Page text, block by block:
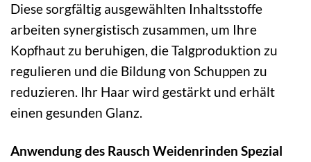
Diese sorgfältig ausgewählten Inhaltsstoffe
arbeiten synergistisch zusammen, um Ihre
Kopfhaut zu beruhigen, die Talgproduktion zu
regulieren und die Bildung von Schuppen zu
reduzieren. Ihr Haar wird gestärkt und erhält
einen gesunden Glanz.
Anwendung des Rausch Weidenrinden Spezial